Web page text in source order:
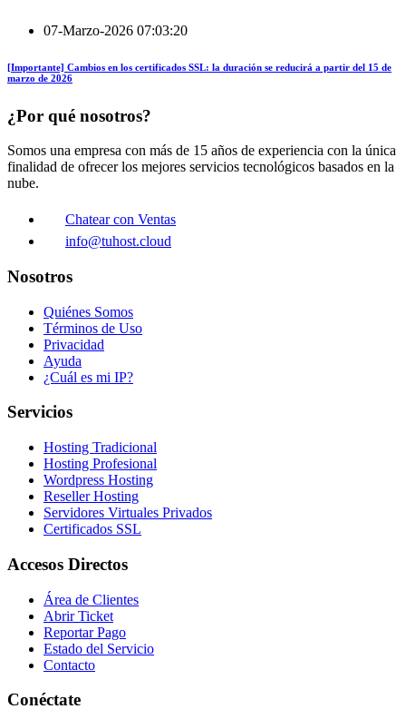
07-Marzo-2026 07:03:20
[Importante] Cambios en los certificados SSL: la duración se reducirá a partir del 15 de
marzo de 2026
¿Por qué nosotros?
Somos una empresa con más de 15 años de experiencia con la única
finalidad de ofrecer los mejores servicios tecnológicos basados en la
nube.
Chatear con Ventas
info@tuhost.cloud
Nosotros
Quiénes Somos
Términos de Uso
Privacidad
Ayuda
¿Cuál es mi IP?
Servicios
Hosting Tradicional
Hosting Profesional
Wordpress Hosting
Reseller Hosting
Servidores Virtuales Privados
Certificados SSL
Accesos Directos
Área de Clientes
Abrir Ticket
Reportar Pago
Estado del Servicio
Contacto
Conéctate